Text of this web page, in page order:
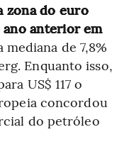
zona do euro
ano anterior em
de 7,8%
Enquanto isso,
US$ 117 o
concordou
do petróleo